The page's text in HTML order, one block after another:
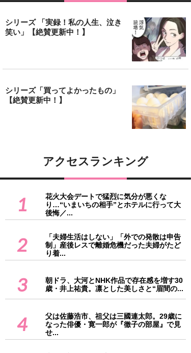
シリーズ 「実録！私の人生、泣き
笑い」【絶賛更新中！】
シリーズ「買ってよかったもの」
【絶賛更新中！】
アクセスランキング
1
花火大会デートで猛烈に気分が悪くな
り…“いまいちの相手”とホテルに行って大
後悔／...
2
「夫婦生活はしない」「外での発散は申告
制」産後レスで離婚危機だった夫婦がたど
り着...
3
朝ドラ、大河とNHK作品で存在感を増す30
歳・井上祐貴。凛とした美しさと“眉間の...
4
父は佐藤浩市、祖父は三國連太郎。29歳に
なった俳優・寛一郎が『徹子の部屋』で見
せ...